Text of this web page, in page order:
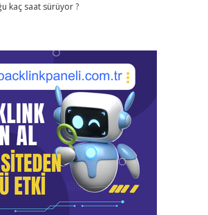
kaç saat sürüyor ?